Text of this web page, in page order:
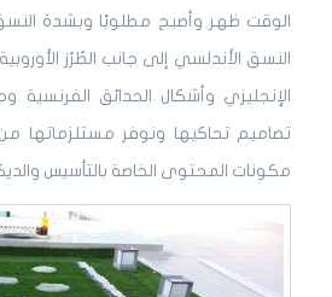
الوقت ظهر وأصبح مطلوبًا وبشدة النسق
النسق الأندلسي إلى جانب الطُرُز
الإنجليزي وأشكال الحدائق الفرنسية
تصاميم تحاكيها ونوفر مستلزماتها
مكونات المحتوى الخاصة بالتأسيس